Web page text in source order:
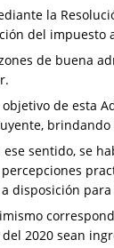
la
del impuesto
de buena
objetivo de esta
ese sentido, se
disposición
del 2020 sean